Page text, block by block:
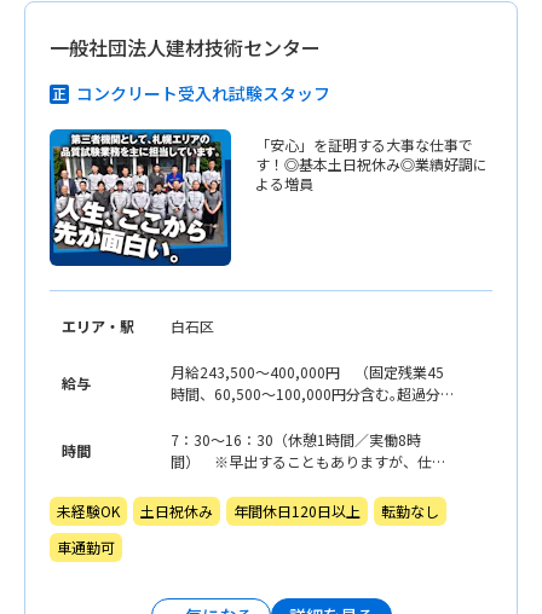
一般社団法人建材技術センター
コンクリート受入れ試験スタッフ
「安心」を証明する大事な仕事で
す！◎基本土日祝休み◎業績好調に
よる増員
エリア・駅 白石区
給与
月給243,500〜400,000円 （固定残業45
時間、60,500〜100,000円分含む｡超過分は
時間
7：30〜16：30（休憩1時間／実働8時
間） ※早出することもありますが、仕事
前には現場での作業を終了し帰社、次の日
の準備して終了となります｡（定時前に終了
未経験OK 土日祝休み 年間休日120日以上
転勤なし
車通勤可